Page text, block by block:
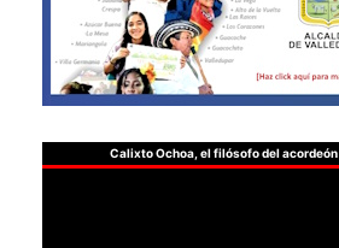
Calixto Ochoa, el filósofo del acordeón